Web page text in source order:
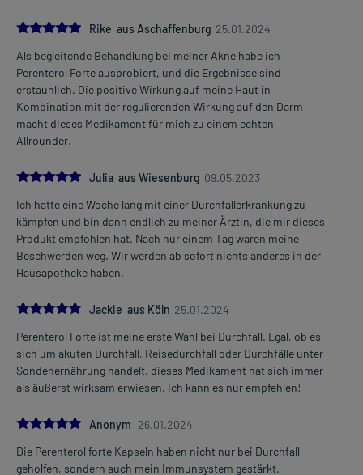
oder Apotheker überschritten werden.
Art der Anwendung?
Nehmen Sie das Arzneimittel mit Flüssigkeit (z.B. 1 Glas Wasser)
ein. Zur Erleichterung der Einnahme können Sie die Kapsel öffnen
und den Inhalt mit Wasser, Tee oder Nahrung gemischt
einnehmen.
Die Anwendungsdauer richtet sich nach der Art der Beschwerden
und/oder dem Verlauf der Erkrankung.
Bei Durchfall: Ohne ärztlichen Rat sollten Sie das Arzneimittel
nicht länger als 2 Tage anwenden, wenn keine Besserung der
Beschwerden nach dieser Zeit eingetreten ist. Die
Anwendungsdauer sollte auch nach eingetretener
Beschwerdefreiheit noch einige Tage betragen.
Überdosierung?
Bei einer Überdosierung kann es unter anderem zu Blähungen
kommen. Maßnahmen sind in der Regel nicht erforderlich. Im
Zweifelsfall wenden Sie sich an Ihren Arzt.
älteren Menschen auf eine gewissenhafte Dosierung. Im
Auswirkungen oder Vorsichtsmaßnahmen.
5.0
Rike aus Aschaffenburg 25.01.2024
Als begleitende Behandlung bei meiner Akne habe ich
Perenterol Forte ausprobiert, und die Ergebnisse sind
erstaunlich. Die positive Wirkung auf meine Haut in
Kombination mit der regulierenden Wirkung auf den Darm
macht dieses Medikament für mich zu einem echten
Allrounder.
5.0
Julia aus Wiesenburg 09.05.2023
Ich hatte eine Woche lang mit einer Durchfallerkrankung zu
kämpfen und bin dann endlich zu meiner Ärztin, die mir dieses
Produkt empfohlen hat. Nach nur einem Tag waren meine
Beschwerden weg. Wir werden ab sofort nichts anderes in der
Hausapotheke haben.
5.0
Jackie aus Köln 25.01.2024
Perenterol Forte ist meine erste Wahl bei Durchfall. Egal, ob es
sich um akuten Durchfall, Reisedurchfall oder Durchfälle unter
Sondenernährung handelt, dieses Medikament hat sich immer
als äußerst wirksam erwiesen. Ich kann es nur empfehlen!
5.0Anonym 26.01.2024
Die Perenterol forte Kapseln haben nicht nur bei Durchfall
geholfen, sondern auch mein Immunsystem gestärkt.